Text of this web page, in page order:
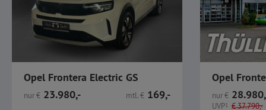
Opel Frontera Electric GS
nur€ 23.980,- mtl.€ 169,- nur€
UVP1 €37.790,-